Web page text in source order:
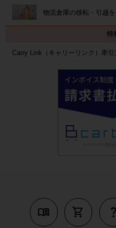
物流倉庫の移転・引越
特
Carry Link（キャリーリンク）牽
menu_book shopping_cart question_mark